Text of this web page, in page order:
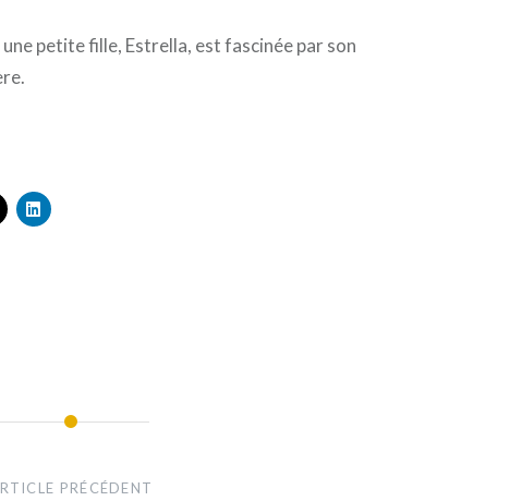
une petite fille, Estrella, est fascinée par son
PRÉCÉDENT